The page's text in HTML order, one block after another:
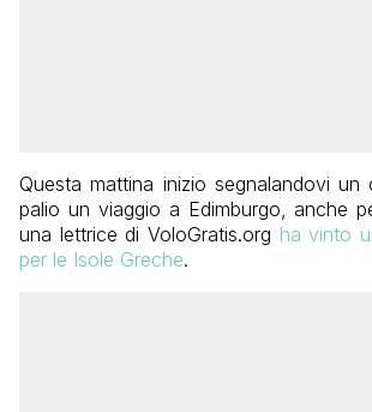
Questa mattina inizio segnalandovi
palio un viaggio a Edimburgo, anche
una lettrice di VoloGratis.org ha vinto
per le Isole Greche.